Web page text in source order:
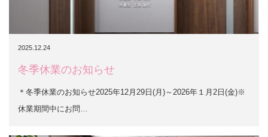
2025.12.24
冬季休業のお知らせ
＊冬季休業のお知らせ2025年12月29日(月)～2026年１月2日(金)※
休業期間中にお問…